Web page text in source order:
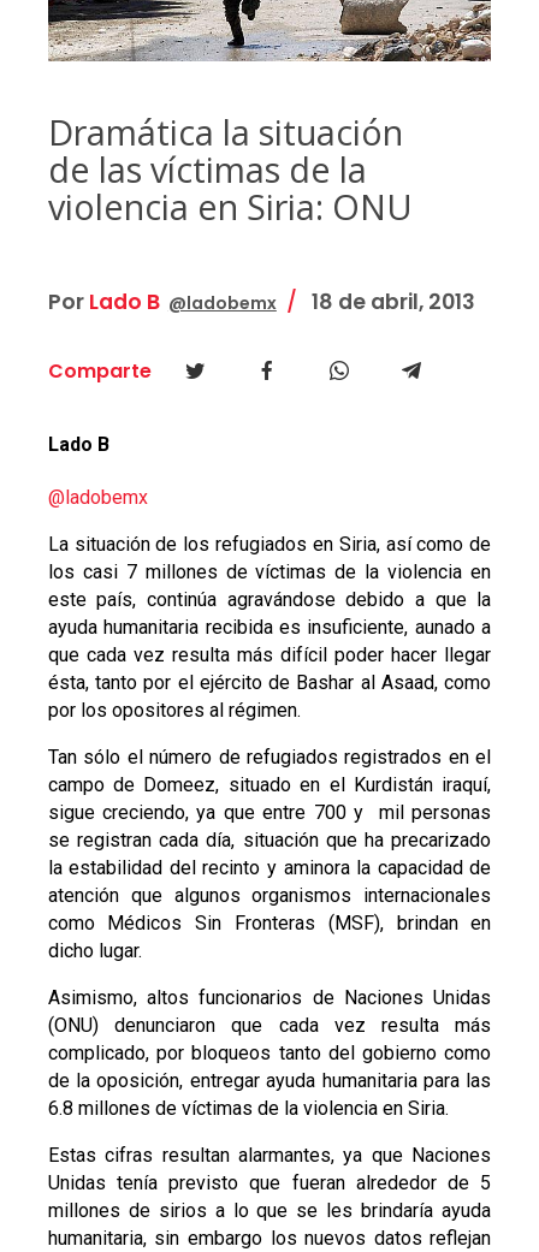
Dramática la situación
de las víctimas de la
violencia en Siria: ONU
Por Lado B @ladobemx 18 de abril, 2013
Comparte
Lado B
@ladobemx
La situación de los refugiados en Siria, así como de
los casi 7 millones de víctimas de la violencia en
este país, continúa agravándose debido a que la
ayuda humanitaria recibida es insuficiente, aunado a
que cada vez resulta más difícil poder hacer llegar
ésta, tanto por el ejército de Bashar al Asaad, como
por los opositores al régimen.
Tan sólo el número de refugiados registrados en el
campo de Domeez, situado en el Kurdistán iraquí,
sigue creciendo, ya que entre 700 y mil personas
se registran cada día, situación que ha precarizado
la estabilidad del recinto y aminora la capacidad de
atención que algunos organismos internacionales
como Médicos Sin Fronteras (MSF), brindan en
dicho lugar.
Asimismo, altos funcionarios de Naciones Unidas
(ONU) denunciaron que cada vez resulta más
complicado, por bloqueos tanto del gobierno como
de la oposición, entregar ayuda humanitaria para las
6.8 millones de víctimas de la violencia en Siria.
Estas cifras resultan alarmantes, ya que Naciones
Unidas tenía previsto que fueran alrededor de 5
millones de sirios a lo que se les brindaría ayuda
humanitaria, sin embargo los nuevos datos reflejan